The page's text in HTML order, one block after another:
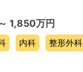
1,850万円
内科 整形外科